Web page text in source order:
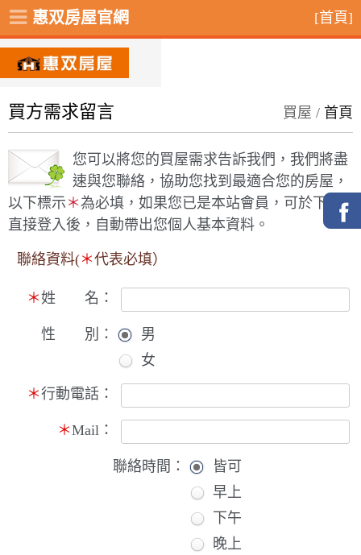
買方需求留言 買屋 / 首頁
您可以將您的買屋需求告訴我們，我們將盡
速與您聯絡，協助您找到最適合您的房屋，
以下標示 ＊為必填，如果您已是本站會員，可於下方
直接登入後，自動帶出您個人基本資料。
聯絡資料(＊代表必填）
＊姓 名：
性 別：
男
女
＊行動電話：
＊Mail：
聯絡時間：
皆可
早上
下午
晚上
惠双房屋官網 [首頁]